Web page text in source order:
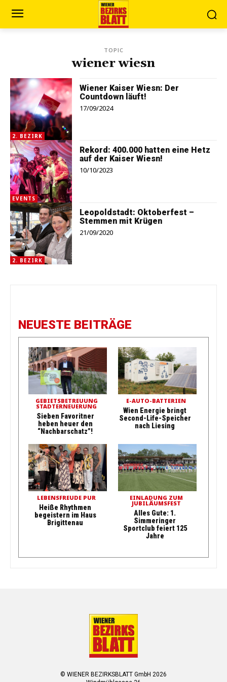
TOPIC
wiener wiesn
2. BEZIRK
Wiener Kaiser Wiesn: Der
Countdown läuft!
17/09/2024
EVENTS
Rekord: 400.000 hatten eine Hetz
auf der Kaiser Wiesn!
10/10/2023
2. BEZIRK
Leopoldstadt: Oktoberfest –
Stemmen mit Krügen
21/09/2020
NEUESTE BEITRÄGE
GEBIETSBETREUUNG
STADTERNEUERUNG
Sieben Favoritner
heben heuer den
“Nachbarschatz”!
E-AUTO-BATTERIEN
Wien Energie bringt
Second-Life-Speicher
nach Liesing
LEBENSFREUDE PUR
Heiße Rhythmen
begeistern im Haus
Brigittenau
EINLADUNG ZUM
JUBILÄUMSFEST
Alles Gute: 1.
Simmeringer
Sportclub feiert 125
Jahre
© WIENER BEZIRKSBLATT GmbH 2026